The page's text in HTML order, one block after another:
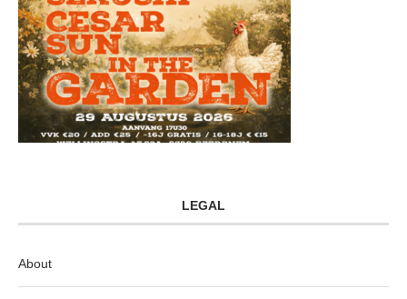
LEGAL
About